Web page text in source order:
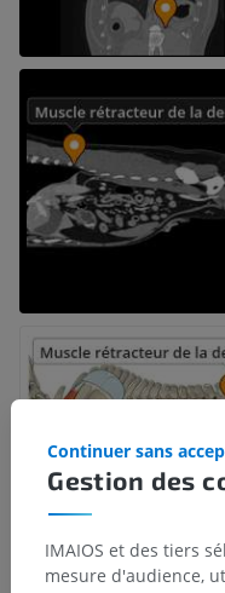
Gestion des
Continuer sans
IMAIOS et des tiers
mesure d'audience,